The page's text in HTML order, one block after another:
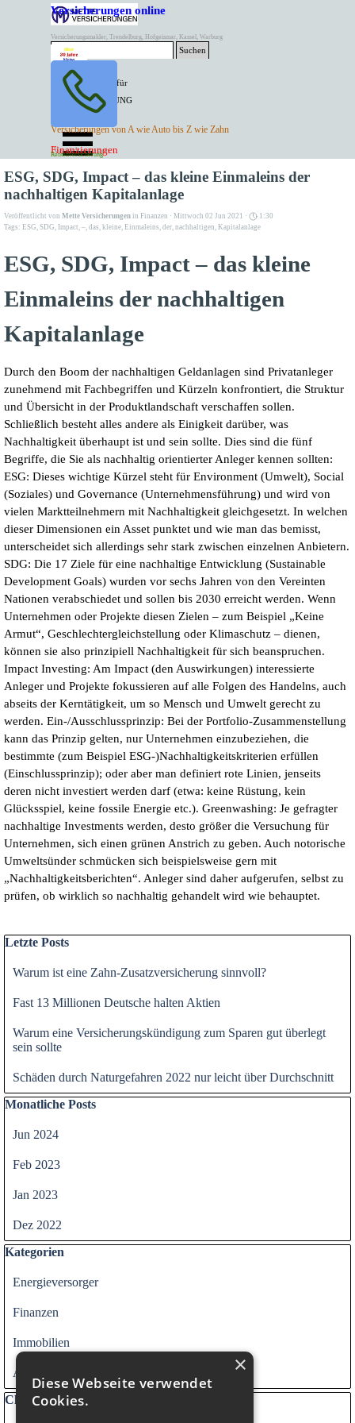
Direkt zum Seiteninhalt
Versicherungen online
Versicherungsmakler, Trendelburg, Hofgeismar, Kassel, Warburg
BESTER PREIS für
SPITZEN LEISTUNG
ANGEBOTE
Versicherungen von A wie Auto bis Z wie Zahn
Kontakt Tel. 05671/7799991
Mette Versicherungen
Suchen
Versicherungen
Finanzierungen
Rentenversicherung
Menü überspringen
ESG, SDG, Impact – das kleine Einmaleins der
nachhaltigen Kapitalanlage
Veröffentlicht von Mette Versicherungen in Finanzen · Mittwoch 02 Jun 2021 ·
1:30
Tags: ESG, SDG, Impact, –, das, kleine, Einmaleins, der, nachhaltigen, Kapitalanlage
ESG, SDG, Impact – das kleine
Einmaleins der nachhaltigen
Kapitalanlage
Durch den Boom der nachhaltigen Geldanlagen sind Privatanleger
zunehmend mit Fachbegriffen und Kürzeln konfrontiert, die Struktur
und Übersicht in der Produktlandschaft verschaffen sollen.
Schließlich besteht alles andere als Einigkeit darüber, was
Nachhaltigkeit überhaupt ist und sein sollte. Dies sind die fünf
Begriffe, die Sie als nachhaltig orientierter Anleger kennen sollten:
ESG: Dieses wichtige Kürzel steht für Environment (Umwelt), Social
(Soziales) und Governance (Unternehmensführung) und wird von
vielen Marktteilnehmern mit Nachhaltigkeit gleichgesetzt. In welchen
dieser Dimensionen ein Asset punktet und wie man das bemisst,
unterscheidet sich allerdings sehr stark zwischen einzelnen Anbietern.
SDG: Die 17 Ziele für eine nachhaltige Entwicklung (Sustainable
Development Goals) wurden vor sechs Jahren von den Vereinten
Nationen verabschiedet und sollen bis 2030 erreicht werden. Wenn
Unternehmen oder Projekte diesen Zielen – zum Beispiel „Keine
Armut“, Geschlechtergleichstellung oder Klimaschutz – dienen,
können sie also prinzipiell Nachhaltigkeit für sich beanspruchen.
Impact Investing: Am Impact (den Auswirkungen) interessierte
Anleger und Projekte fokussieren auf alle Folgen des Handelns, auch
abseits der Kerntätigkeit, um so Mensch und Umwelt gerecht zu
werden. Ein-/Ausschlussprinzip: Bei der Portfolio-Zusammenstellung
kann das Prinzip gelten, nur Unternehmen einzubeziehen, die
bestimmte (zum Beispiel ESG-)Nachhaltigkeitskriterien erfüllen
(Einschlussprinzip); oder aber man definiert rote Linien, jenseits
deren nicht investiert werden darf (etwa: keine Rüstung, kein
Glücksspiel, keine fossile Energie etc.). Greenwashing: Je gefragter
nachhaltige Investments werden, desto größer die Versuchung für
Unternehmen, sich einen grünen Anstrich zu geben. Auch notorische
Umweltsünder schmücken sich beispielsweise gern mit
„Nachhaltigkeitsberichten“. Anleger sind daher aufgerufen, selbst zu
prüfen, ob wirklich so nachhaltig gehandelt wird wie behauptet.
Block überspringen Letzte Posts
Letzte Posts
Warum ist eine Zahn-Zusatzversicherung sinnvoll?
Fast 13 Millionen Deutsche halten Aktien
Warum eine Versicherungskündigung zum Sparen gut überlegt
sein sollte
Schäden durch Naturgefahren 2022 nur leicht über Durchschnitt
Block überspringen Monatliche Posts
Monatliche Posts
Jun 2024
Feb 2023
Jan 2023
Dez 2022
Block überspringen Kategorien
Kategorien
Energieversorger
Finanzen
Immobilien
Alle Kategorien
Block überspringen Clouds
Clouds
×
Diese Webseite verwendet
Cookies.